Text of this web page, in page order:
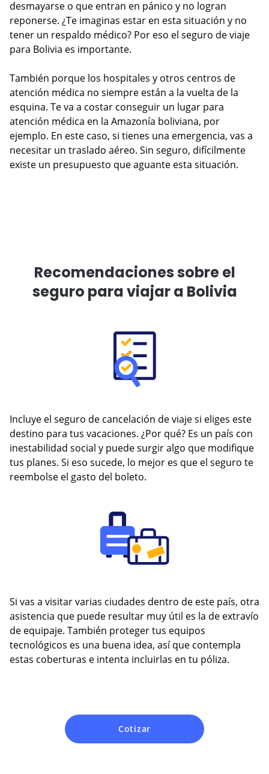
desmayarse o que entran en pánico y no logran
reponerse. ¿Te imaginas estar en esta situación y no
tener un respaldo médico? Por eso el seguro de viaje
para Bolivia es importante.
También porque los hospitales y otros centros de
atención médica no siempre están a la vuelta de la
esquina. Te va a costar conseguir un lugar para
atención médica en la Amazonía boliviana, por
ejemplo. En este caso, si tienes una emergencia, vas a
necesitar un traslado aéreo. Sin seguro, difícilmente
existe un presupuesto que aguante esta situación.
Recomendaciones sobre el
seguro para viajar a Bolivia
Incluye el seguro de cancelación de viaje si eliges este
destino para tus vacaciones. ¿Por qué? Es un país con
inestabilidad social y puede surgir algo que modifique
tus planes. Si eso sucede, lo mejor es que el seguro te
reembolse el gasto del boleto.
Si vas a visitar varias ciudades dentro de este país, otra
asistencia que puede resultar muy útil es la de extravío
de equipaje. También proteger tus equipos
tecnológicos es una buena idea, así que contempla
estas coberturas e intenta incluirlas en tu póliza.
Cotizar